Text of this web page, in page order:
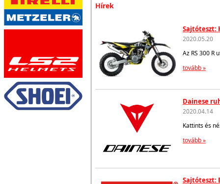
Hírek
Sajtóteszt:
2020.05.20
Az RS 300 R
tovább »
Dainese
2020.04.14
Kattints és
tovább »
Sajtóteszt: